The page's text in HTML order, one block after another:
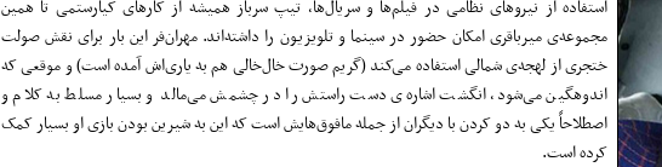
استفاده از نیروهای نظامی در فیلم‌ها و سریال‌ها، تیپ سرباز همیشه از کارهای کیارستمی تا همین
مجموعه‌ی میرباقری امکان حضور در سینما و تلویزیون را داشته‌اند. مهران‌فر این بار برای نقش صولت
ختجری از لهجه‌ی شمالی استفاده می‌کند (گریم صورت خال‌خالی هم به یاری‌اش آمده است) و موقعی که
اندوهگین می‌شود، انگشت اشاره‌ی ‌دست راستش را در چشمش می‌مالد و بسیار مسلط به کلام و
اصطلاحاً یکی به دو کردن با دیگران از جمله مافوق‌هایش است که این به شیرین بودن بازی او بسیار کمک
کرده است.